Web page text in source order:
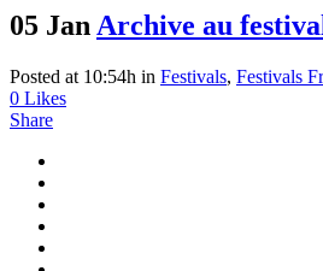
05 Jan Archive au
Posted at 10:54h in Festivals, Festivals
0 Likes
Share